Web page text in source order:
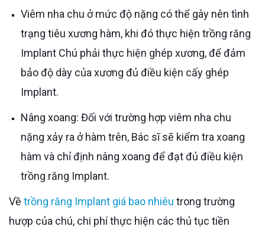
Viêm nha chu ở mức độ nặng có thể gây nên tình
trạng tiêu xương hàm, khi đó thực hiện trồng răng
Implant Chú phải thực hiện ghép xương, để đảm
bảo độ dày của xương đủ điều kiện cấy ghép
Implant.
Nâng xoang: Đối với trường hợp viêm nha chu
nặng xảy ra ở hàm trên, Bác sĩ sẽ kiểm tra xoang
hàm và chỉ định nâng xoang để đạt đủ điều kiện
trồng răng Implant.
Về trồng răng Implant giá bao nhiêu trong trường
hượp của chú, chi phí thực hiện các thủ tục tiền